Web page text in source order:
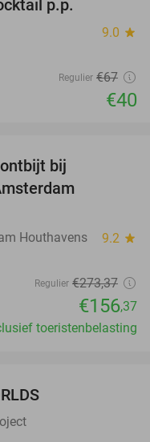
p.p.
9.0 star
Regulier €67
€40
bij
Houthavens 9.2 star
Regulier €273,37
€156,37
toeristenbelasting